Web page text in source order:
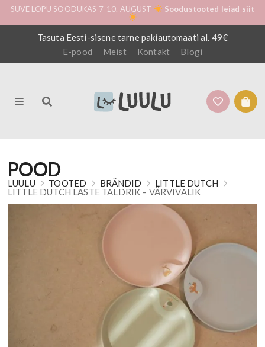
SUVE LÕPU SOODUKAS 7-10. AUGUST Soodustooted leiad siit
Tasuta Eesti-sisene tarne pakiautomaati al. 49€
E-pood
Meist Kontakt Blogi
POOD
LUULU TOOTED BRÄNDID
LITTLE DUTCH
LITTLE DUTCH LASTE TALDRIK – VÄRVIVALIK